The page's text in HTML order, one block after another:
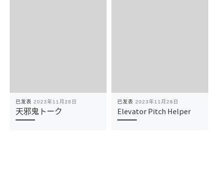
已发表 2023年11月28日
天邪鬼トーク
已发表 2023年11月28日
Elevator Pitch Helper